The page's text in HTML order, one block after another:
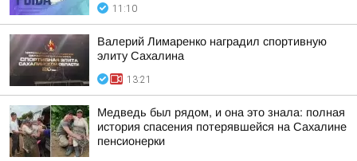
11:10
Валерий Лимаренко наградил спортивную
элиту Сахалина
13:21
Медведь был рядом, и она это знала: полная
история спасения потерявшейся на Сахалине
пенсионерки